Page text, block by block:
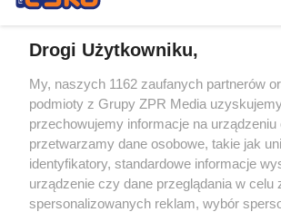
Żaden utwór zamieszczony w serwisie nie może
rozpowszechniany lub dalej rozpowszechniany w
tym także elektroniczny lub mechaniczny) na
eksploatacji w jakiejkolwiek formie, włącznie z
Internecie bez pisemnej zgody właściciela praw.
wykorzystanie utworów w całości lub w części z
tzn. bez właściwej zgody, jest zabronione pod
ścigane prawnie.
Drogi Użytkowniku,
My, naszych 1162 zaufanych partnerów
podmioty z Grupy ZPR Media
przechowujemy informacje na urządzeniu
przetwarzamy dane osobowe, takie jak
identyfikatory, standardowe informacje
urządzenie czy dane przeglądania w celu
spersonalizowanych reklam, wybór